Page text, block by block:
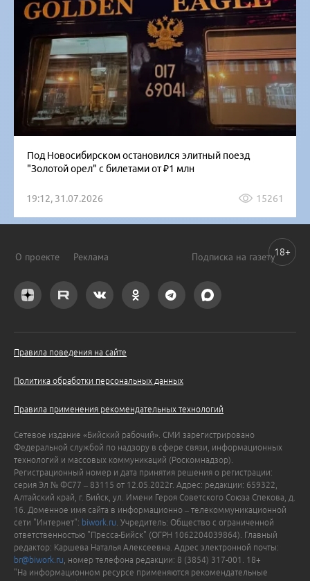
Под Новосибирском остановился элитный поезд
"Золотой орел" с билетами от ₽1 млн
19:12, 31.07.2026 15261
О проекте Реклама Подписка на газету
Правила поведения на сайте
Политика обработки персональных данных
Правила применения рекомендательных технологий
Сетевое издание «Бийский рабочий». СМИ зарегистрировано
Федеральной службой по надзору в сфере связи, информационных
технологий и массовых коммуникаций (Роскомнадзор).
Регистрационный номер и дата принятия решения о регистрации:
серия Эл № ФС77 – 83115 от 12.05.2022г. Адрес: редакции: 659322,
Алтайский край, г. Бийск, ул. Имени Героя Советского Союза Спекова, д.
16. Доменное имя сайта в информационно – телекоммуникационной
сети "Интернет": biwork.ru . Учредитель: Общество с ограниченной
ответственностью "Пресса-Бийск" (ОГРН 1062204039864). Главный
редактор: Каршева Наталья Алексеевна. Адрес электронной почты:
br@biwork.ru , номер телефона редакции: 8 (3854) 317-001. 18+
"На информационном ресурсе применяются рекомендательные
18+